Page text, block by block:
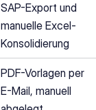
SAP-Export und
manuelle Excel-
Konsolidierung
PDF-Vorlagen per
E-Mail, manuell